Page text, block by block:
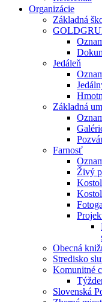
Organizácie
Základná
Jedáleň
Základná
Farnosť
Živý
Obecná
Stredisko
Komunitné
Slovenská